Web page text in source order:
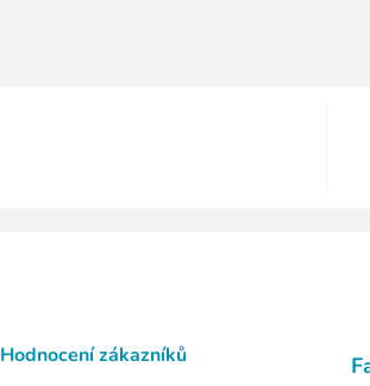
Hodnocení zákazníků